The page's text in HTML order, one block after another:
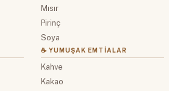
Mısır
Pirinç
Soya
☕ YUMUŞAK EMTIALAR
Kahve
Kakao